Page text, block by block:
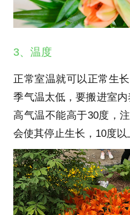
3、温度
正常室温就可以正常生
季气温太低，要搬进室
高气温不能高于30度，
会使其停止生长，10度以